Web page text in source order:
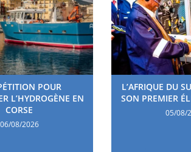
POUR
L’HYDROGÈNE EN
CORSE
06/08/2026
L’AFRIQUE DU
SON PREMIER
05/08/